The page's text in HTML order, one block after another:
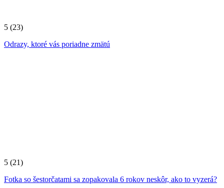
5 (23)
Odrazy, ktoré vás poriadne zmätú
5 (21)
Fotka so šestorčatami sa zopakovala 6 rokov neskôr, ako to vyzerá?